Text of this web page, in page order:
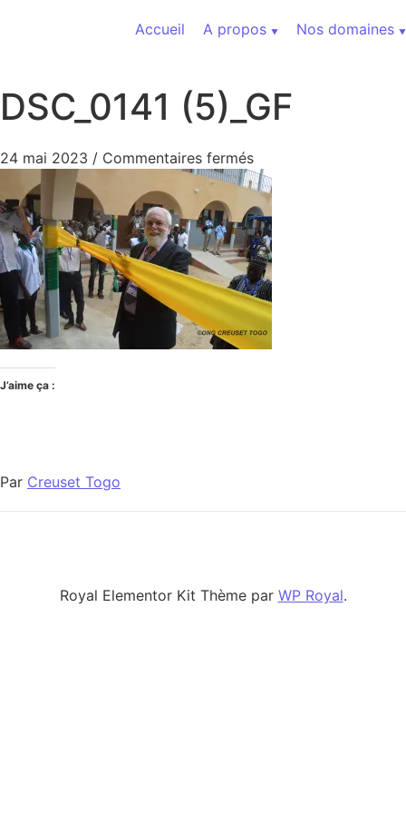
Accueil
A propos Nos domaines
DSC_0141 (5)_GF
24 mai 2023 / Commentaires ferméssur DSC_0141 (5)_GF
J’aime ça :
Par Creuset Togo
Royal Elementor Kit Thème par WP Royal.